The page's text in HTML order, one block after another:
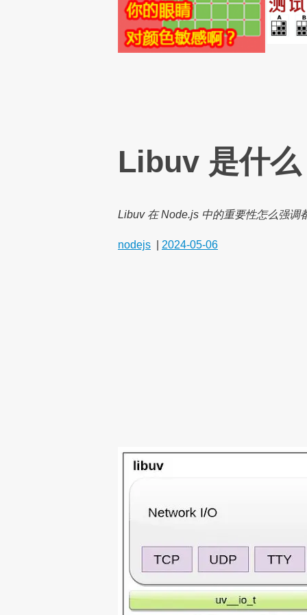
Libuv 是什
Libuv 在 Node.js 中的重要性怎么强调
nodejs 2024-05-06